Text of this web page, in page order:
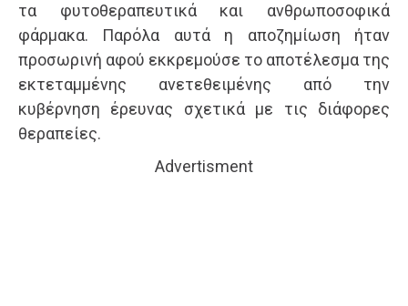
τα φυτοθεραπευτικά και ανθρωποσοφικά
φάρμακα. Παρόλα αυτά η αποζημίωση ήταν
προσωρινή αφού εκκρεμούσε το αποτέλεσμα της
εκτεταμμένης ανετεθειμένης από την
κυβέρνηση έρευνας σχετικά με τις διάφορες
θεραπείες.
Advertisment